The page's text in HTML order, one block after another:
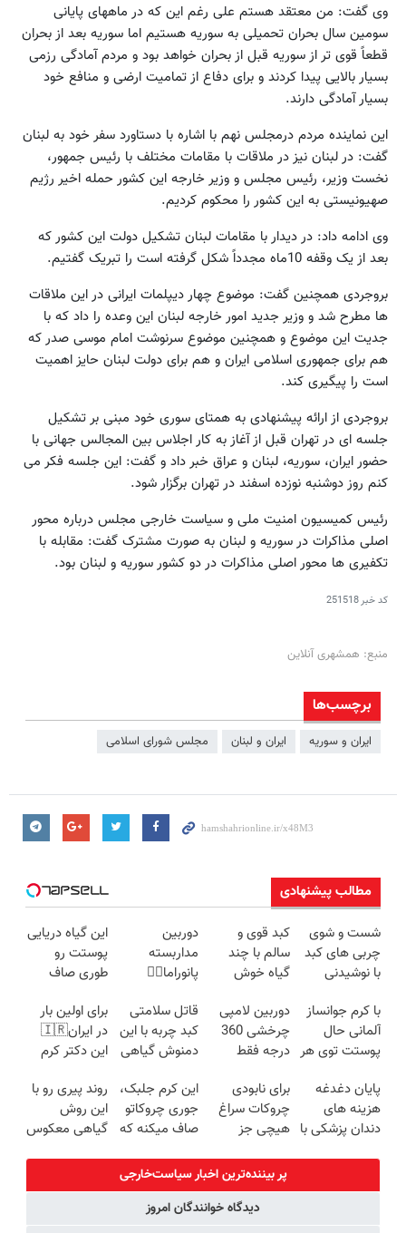
وی گفت: من معتقد هستم علی رغم این که در ماههای پایانی
سومین سال بحران تحمیلی به سوریه هستیم اما سوریه بعد از بحران
قطعاً قوی تر از سوریه قبل از بحران خواهد بود و مردم آمادگی رزمی
بسیار بالایی پیدا کردند و برای دفاع از تمامیت ارضی و منافع خود
بسیار آمادگی دارند.
این نماینده مردم درمجلس نهم با اشاره با دستاورد سفر خود به لبنان
گفت: در لبنان نیز در ملاقات با مقامات مختلف با رئیس جمهور،
نخست وزیر، رئیس مجلس و وزیر خارجه این کشور حمله اخیر رژیم
صهیونیستی به این کشور را محکوم کردیم.
وی ادامه داد: در دیدار با مقامات لبنان تشکیل دولت این کشور که
بعد از یک وقفه 10ماه مجدداً شکل گرفته است را تبریک گفتیم.
بروجردی همچنین گفت: موضوع چهار دیپلمات ایرانی در این ملاقات
ها مطرح شد و وزیر جدید امور خارجه لبنان این وعده را داد که با
جدیت این موضوع و همچنین موضوع سرنوشت امام موسی صدر که
هم برای جمهوری اسلامی ایران و هم برای دولت لبنان حایز اهمیت
است را پیگیری کند.
بروجردی از ارائه پیشنهادی به همتای سوری خود مبنی بر تشکیل
جلسه ای در تهران قبل از آغاز به کار اجلاس بین المجالس جهانی با
حضور ایران، سوریه، لبنان و عراق خبر داد و گفت: این جلسه فکر می
کنم روز دوشنبه نوزده اسفند در تهران برگزار شود.
رئیس کمیسیون امنیت ملی و سیاست خارجی مجلس درباره محور
اصلی مذاکرات در سوریه و لبنان به صورت مشترک گفت: مقابله با
تکفیری ها محور اصلی مذاکرات در دو کشور سوریه و لبنان بود.
کد خبر251518
منبع: همشهری آنلاین
برچسب‌ها
ایران و سوریه ایران و لبنان مجلس شورای اسلامی
مطالب پیشنهادی
شست و شوی
چربی های کبد
با نوشیدنی
کبد قوی و
سالم با چند
گیاه خوش
دوربین
مداربسته
پانوراما👈🏻
360°و سازگار با
اندروید و ios
این گیاه دریایی
پوستت رو
طوری صاف
20سال جوون
شدی🔥
با کرم جوانساز
آلمانی حال
پوستت توی هر
خوبه۴۵٪تخفیف
دوربین لامپی
چرخشی 360
درجه فقط
🔥 پرداخت
درب منزل
قاتل سلامتی
کبد چربه با این
دمنوش گیاهی
برای اولین بار
در ایران🇮🇷
این دکتر کرم
روزه ساخت!
پایان دغدغه
هزینه های
دندان پزشکی با
برای نابودی
چروکات سراغ
هیچی جز
نرو(تخفیف40%)
این کرم جلبک،
جوری چروکاتو
صاف میکنه که
کردی!(تخفیف
ویژه)
روند پیری رو با
این روش
گیاهی معکوس
پر بیننده‌ترین اخبار سیاست‌خارجی
دیدگاه خوانندگان امروز